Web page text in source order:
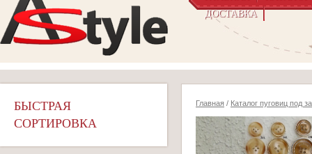
ДОСТАВКА
БЫСТРАЯ
СОРТИРОВКА
Главная / Каталог пуговиц под